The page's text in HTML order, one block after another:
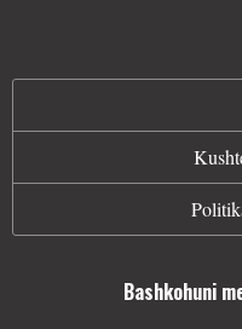
Bashkohuni